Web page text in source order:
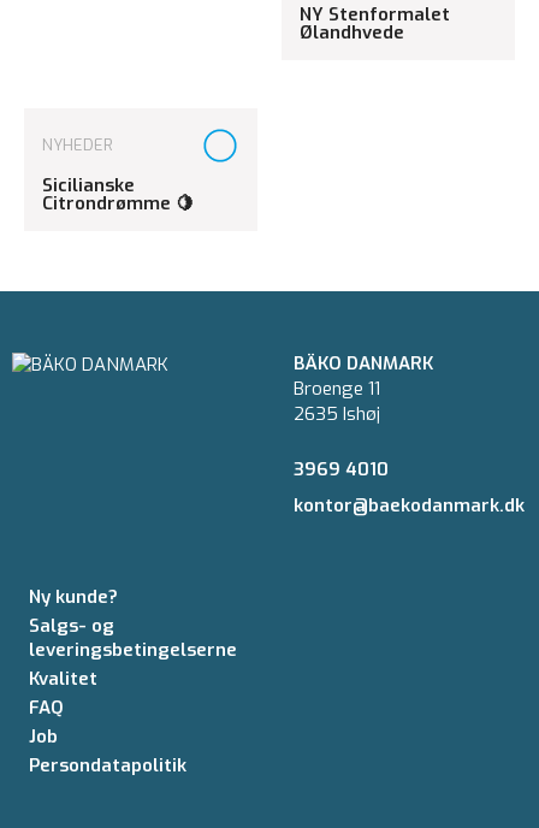
NY Stenformalet
Ølandhvede
NYHEDER
Sicilianske
Citrondrømme 🍋
BÄKO DANMARK
Broenge 11
2635 Ishøj
3969 4010
kontor@baekodanmark.dk
Ny kunde?
Salgs- og
leveringsbetingelserne
Kvalitet
FAQ
Job
Persondatapolitik